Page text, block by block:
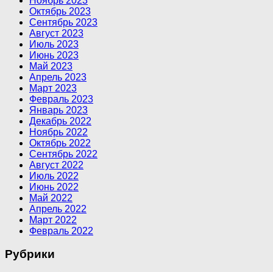
Октябрь 2023
Сентябрь 2023
Август 2023
Июль 2023
Июнь 2023
Май 2023
Апрель 2023
Март 2023
Февраль 2023
Январь 2023
Декабрь 2022
Ноябрь 2022
Октябрь 2022
Сентябрь 2022
Август 2022
Июль 2022
Июнь 2022
Май 2022
Апрель 2022
Март 2022
Февраль 2022
Рубрики